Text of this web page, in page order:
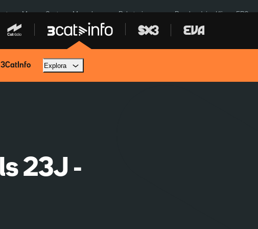
Menors Ceuta Mercabarna Robatoris coure Bombardejos Kíiv ERC
3CatInfo Explora
23J -